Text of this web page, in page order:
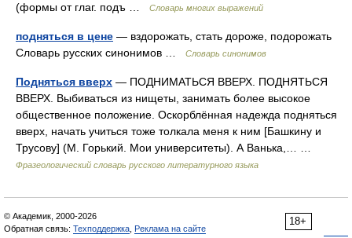
(формы от глаг. подъ …
Словарь многих выражений
подняться в цене — вздорожать, стать дороже, подорожать
Словарь русских синонимов …
Словарь синонимов
Подняться вверх — ПОДНИМАТЬСЯ ВВЕРХ. ПОДНЯТЬСЯ
ВВЕРХ. Выбиваться из нищеты, занимать более высокое
общественное положение. Оскорблённая надежда подняться
вверх, начать учиться тоже толкала меня к ним [Башкину и
Трусову] (М. Горький. Мои университеты). А Ванька,… …
Фразеологический словарь русского литературного языка
18+
© Академик, 2000-2026
Обратная связь: Техподдержка Реклама на сайте